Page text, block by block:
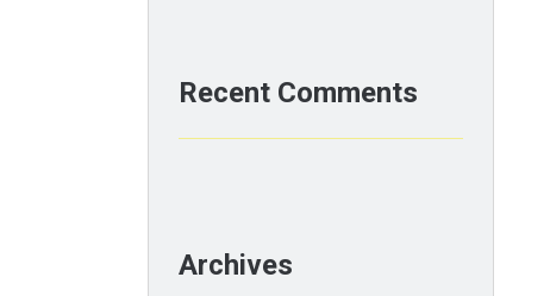
Recent Comments
Archives